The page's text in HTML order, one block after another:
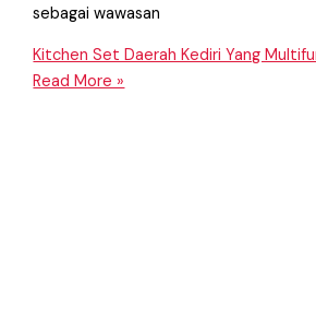
sebagai wawasan
Kitchen Set Daerah Kediri Yang
Read More »